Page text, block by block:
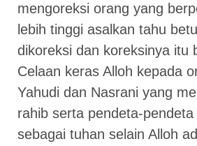
mengoreksi orang yang
lebih tinggi asalkan tahu
dikoreksi dan koreksinya itu
Celaan keras Alloh kepada
Yahudi dan Nasrani yang
rahib serta pendeta-
sebagai tuhan selain Alloh